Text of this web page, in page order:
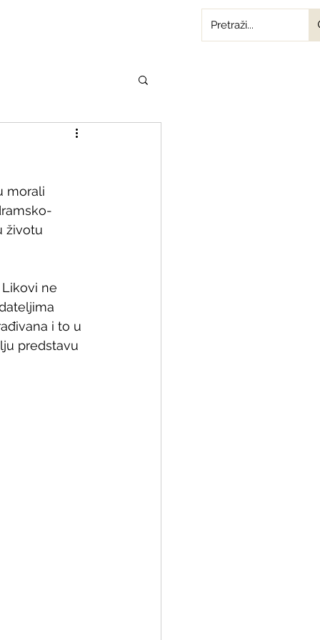
morali
životu
ne
i to u
predstavu